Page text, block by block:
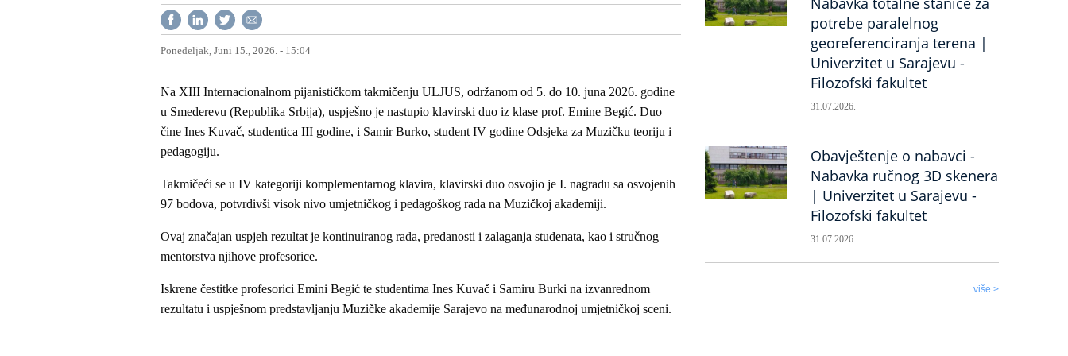
Ponedeljak, Juni 15., 2026. - 15:04
Na XIII Internacionalnom pijanističkom takmičenju ULJUS, održanom od 5. do 10. juna 2026. godine
u Smederevu (Republika Srbija), uspješno je nastupio klavirski duo iz klase prof. Emine Begić. Duo
čine Ines Kuvač, studentica III godine, i Samir Burko, student IV godine Odsjeka za Muzičku teoriju i
pedagogiju.
Takmičeći se u IV kategoriji komplementarnog klavira, klavirski duo osvojio je I. nagradu sa osvojenih
97 bodova, potvrdivši visok nivo umjetničkog i pedagoškog rada na Muzičkoj akademiji.
Ovaj značajan uspjeh rezultat je kontinuiranog rada, predanosti i zalaganja studenata, kao i stručnog
mentorstva njihove profesorice.
Iskrene čestitke profesorici Emini Begić te studentima Ines Kuvač i Samiru Burki na izvanrednom
rezultatu i uspješnom predstavljanju Muzičke akademije Sarajevo na međunarodnoj umjetničkoj sceni.
potrebe paralelnog
georeferenciranja terena |
Univerzitet u Sarajevu -
Filozofski fakultet
31.07.2026.
Obavještenje o nabavci -
Nabavka ručnog 3D skenera
| Univerzitet u Sarajevu -
Filozofski fakultet
31.07.2026.
više >